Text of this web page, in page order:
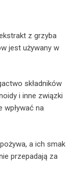
z grzyba
jest używany w
składników
i inne związki
wpływać na
a ich smak
przepadają za